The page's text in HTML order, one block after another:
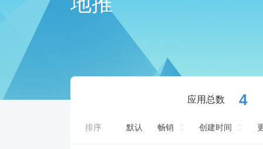
应用总数 4
排序 默认 畅销 创建时间